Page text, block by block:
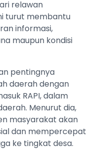
relawan
turut membantu
informasi,
maupun kondisi
pentingnya
daerah dengan
RAPI, dalam
Menurut dia,
masyarakat akan
dan mempercepat
ke tingkat desa.